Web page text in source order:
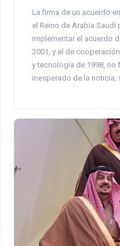
La firma de un acuerdo
el Reino de Arabia Saudí
implementar el acuerdo
2001, y el de
y tecnología de 1998, no
inesperado de la noticia,